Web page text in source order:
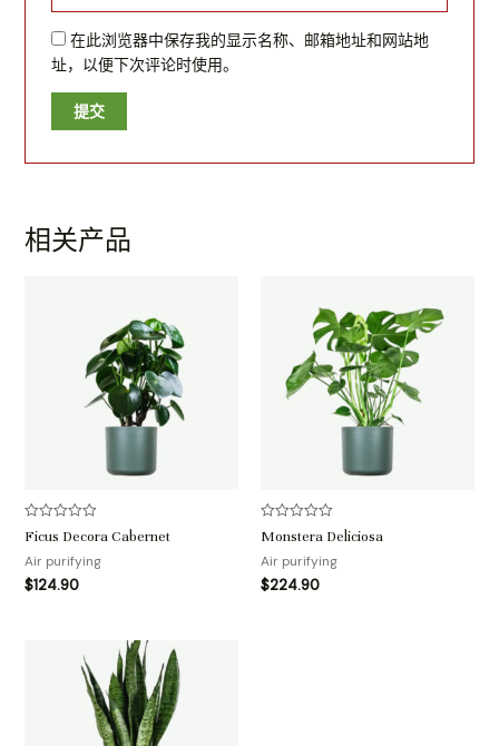
在此浏览器中保存我的显示名称、邮箱地址和网站地
址，以便下次评论时使用。
相关产品
评
分
0
&sol;
5
Ficus Decora Cabernet
Air purifying
$124.90
评
分
0
&sol;
5
Monstera Deliciosa
Air purifying
$224.90